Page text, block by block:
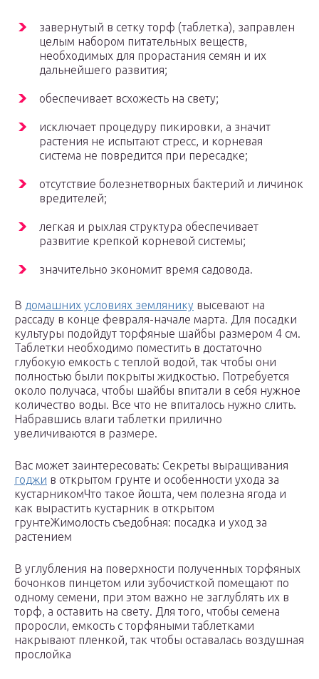
завернутый в сетку торф (таблетка), заправлен
целым набором питательных веществ,
необходимых для прорастания семян и их
дальнейшего развития;
обеспечивает всхожесть на свету;
исключает процедуру пикировки, а значит
растения не испытают стресс, и корневая
система не повредится при пересадке;
отсутствие болезнетворных бактерий и личинок
вредителей;
легкая и рыхлая структура обеспечивает
развитие крепкой корневой системы;
значительно экономит время садовода.
В домашних условиях землянику высевают на
рассаду в конце февраля-начале марта. Для посадки
культуры подойдут торфяные шайбы размером 4 см.
Таблетки необходимо поместить в достаточно
глубокую емкость с теплой водой, так чтобы они
полностью были покрыты жидкостью. Потребуется
около получаса, чтобы шайбы впитали в себя нужное
количество воды. Все что не впиталось нужно слить.
Набравшись влаги таблетки прилично
увеличиваются в размере.
Вас может заинтересовать: Секреты выращивания
годжи в открытом грунте и особенности ухода за
кустарникомЧто такое йошта, чем полезна ягода и
как вырастить кустарник в открытом
грунтеЖимолость съедобная: посадка и уход за
растением
В углубления на поверхности полученных торфяных
бочонков пинцетом или зубочисткой помещают по
одному семени, при этом важно не заглублять их в
торф, а оставить на свету. Для того, чтобы семена
проросли, емкость с торфяными таблетками
накрывают пленкой, так чтобы оставалась воздушная
прослойка